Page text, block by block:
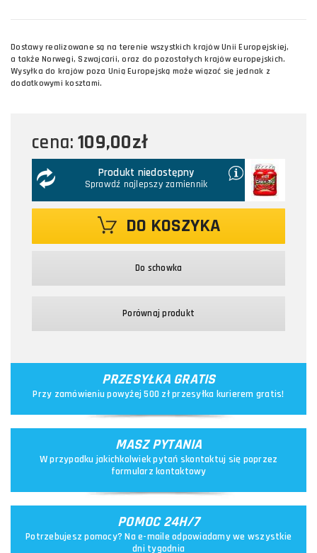
Dostawy realizowane są na terenie wszystkich krajów Unii Europejskiej,
a także Norwegi, Szwajcarii, oraz do pozostałych krajów europejskich.
Wysyłka do krajów poza Unią Europejską może wiązać się jednak z
dodatkowymi kosztami.
cena: 109,00zł
Produkt niedostępny
Sprawdź najlepszy zamiennik
DO KOSZYKA
Do schowka
Porównaj produkt
PRZESYŁKA GRATIS
Przy zamówieniu powyżej 500 zł przesyłka kurierem gratis!
MASZ PYTANIA
W przypadku jakichkolwiek pytań skontaktuj się poprzez
formularz kontaktowy
POMOC 24H/7
Potrzebujesz pomocy? Na e-maile odpowiadamy we wszystkie
dni tygodnia